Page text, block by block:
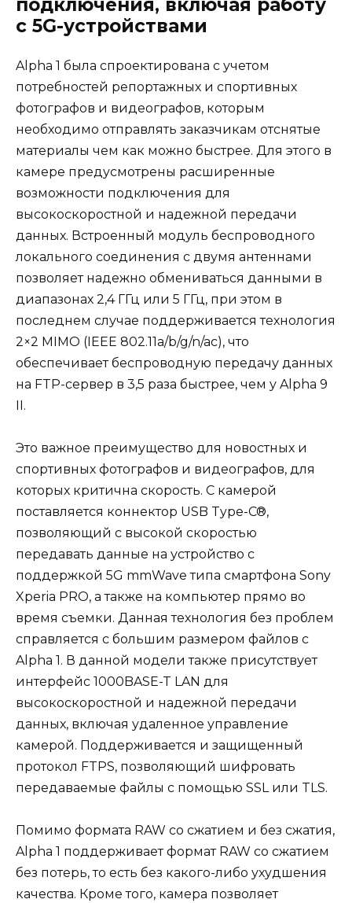
подключения, включая работу
с 5G-устройствами
Alpha 1 была спроектирована с учетом
потребностей репортажных и спортивных
фотографов и видеографов, которым
необходимо отправлять заказчикам отснятые
материалы чем как можно быстрее. Для этого в
камере предусмотрены расширенные
возможности подключения для
высокоскоростной и надежной передачи
данных. Встроенный модуль беспроводного
локального соединения с двумя антеннами
позволяет надежно обмениваться данными в
диапазонах 2,4 ГГц или 5 ГГц, при этом в
последнем случае поддерживается технология
2×2 MIMO (IEEE 802.11a/b/g/n/ac), что
обеспечивает беспроводную передачу данных
на FTP-сервер в 3,5 раза быстрее, чем у Alpha 9
II.
Это важное преимущество для новостных и
спортивных фотографов и видеографов, для
которых критична скорость. С камерой
поставляется коннектор USB Type-C®,
позволяющий с высокой скоростью
передавать данные на устройство с
поддержкой 5G mmWave типа смартфона Sony
Xperia PRO, а также на компьютер прямо во
время съемки. Данная технология без проблем
справляется с большим размером файлов с
Alpha 1. В данной модели также присутствует
интерфейс 1000BASE-T LAN для
высокоскоростной и надежной передачи
данных, включая удаленное управление
камерой. Поддерживается и защищенный
протокол FTPS, позволяющий шифровать
передаваемые файлы с помощью SSL или TLS.
Помимо формата RAW со сжатием и без сжатия,
Alpha 1 поддерживает формат RAW со сжатием
без потерь, то есть без какого-либо ухудшения
качества. Кроме того, камера позволяет